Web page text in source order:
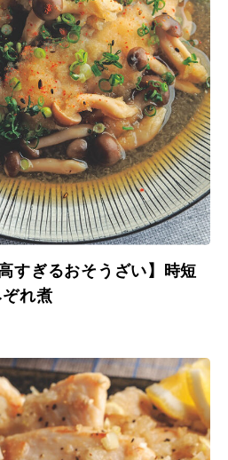
すぎるおそうざい】時短
れ煮